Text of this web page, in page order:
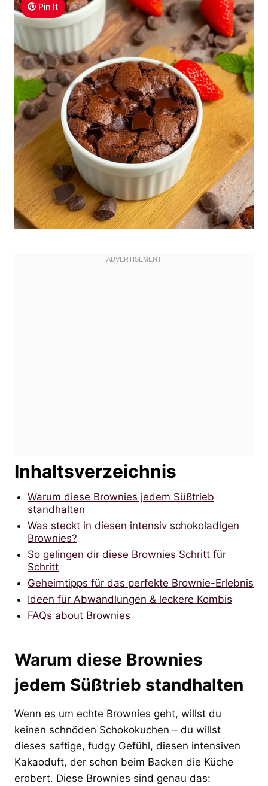
Pin It
Inhaltsverzeichnis
Warum diese Brownies jedem Süßtrieb
standhalten
Was steckt in diesen intensiv schokoladigen
Brownies?
So gelingen dir diese Brownies Schritt für
Schritt
Geheimtipps für das perfekte Brownie-Erlebnis
Ideen für Abwandlungen & leckere Kombis
FAQs about Brownies
Warum diese Brownies
jedem Süßtrieb standhalten
Wenn es um echte Brownies geht, willst du
keinen schnöden Schokokuchen – du willst
dieses saftige, fudgy Gefühl, diesen intensiven
Kakaoduft, der schon beim Backen die Küche
erobert. Diese Brownies sind genau das: